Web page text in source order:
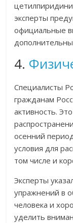
эксперты
официальные
4.
Специалисты
гражданам
активность.
осенний
условия для
том числе и
Эксперты
упражнений в
человека и
уделить